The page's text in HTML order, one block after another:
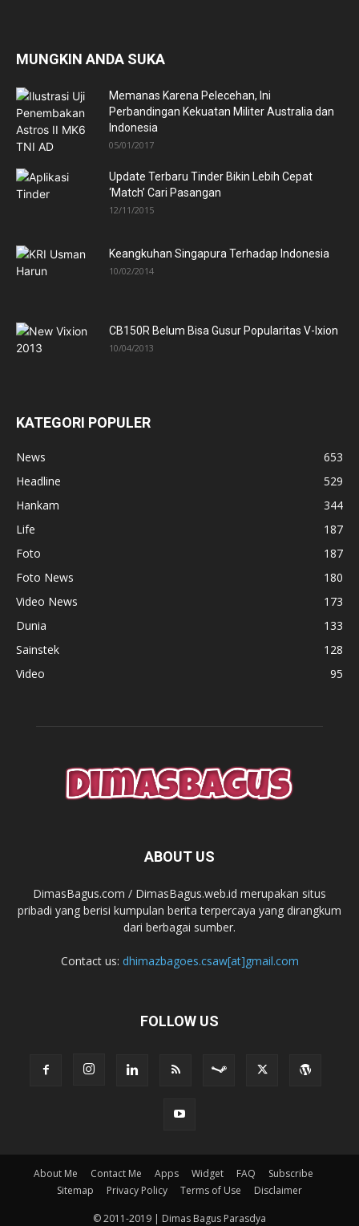
MUNGKIN ANDA SUKA
Memanas Karena Pelecehan, Ini
Perbandingan Kekuatan Militer Australia dan
Indonesia
05/01/2017
Update Terbaru Tinder Bikin Lebih Cepat
‘Match’ Cari Pasangan
12/11/2015
Keangkuhan Singapura Terhadap Indonesia
10/02/2014
CB150R Belum Bisa Gusur Popularitas V-Ixion
10/04/2013
KATEGORI POPULER
News
653
Headline
529
Hankam
344
Life
187
Foto
187
Foto News
180
Video News
173
Dunia
133
Sainstek
128
Video
95
ABOUT US
DimasBagus.com / DimasBagus.web.id merupakan situs
pribadi yang berisi kumpulan berita terpercaya yang dirangkum
dari berbagai sumber.
Contact us: dhimazbagoes.csaw[at]gmail.com
FOLLOW US
About Me Contact Me Apps Widget FAQ
Subscribe
Sitemap
Privacy Policy Terms of Use Disclaimer
© 2011-2019 | Dimas Bagus Parasdya